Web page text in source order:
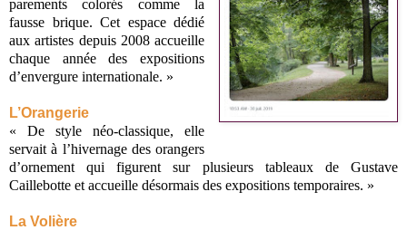
parements colorés comme la
fausse brique. Cet espace dédié
aux artistes depuis 2008 accueille
chaque année des expositions
d’envergure internationale. »
L’Orangerie
« De style néo-classique, elle
servait à l’hivernage des orangers
d’ornement qui figurent sur plusieurs tableaux de Gustave
Caillebotte et accueille désormais des expositions temporaires. »
La Volière